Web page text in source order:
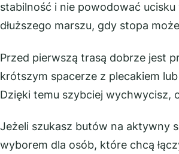
stabilność i nie powodować
dłuższego marszu, gdy stopa
Przed pierwszą trasą dobrze jest
krótszym spacerze z plecakiem
Dzięki temu szybciej wychwycisz,
Jeżeli szukasz butów na aktywny
wyborem dla osób, które chcą